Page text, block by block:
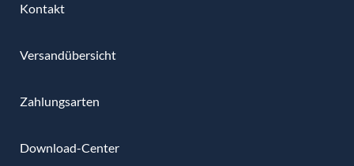
Kontakt
Versandübersicht
Zahlungsarten
Download-Center